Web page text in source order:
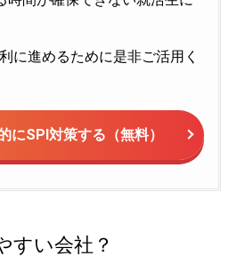
に進めるために是非ご活用く
にSPI対策する（無料）
すい会社？